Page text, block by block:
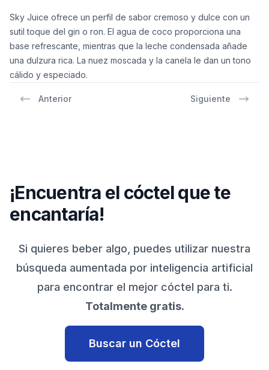
Sky Juice ofrece un perfil de sabor cremoso y dulce con un
sutil toque del gin o ron. El agua de coco proporciona una
base refrescante, mientras que la leche condensada añade
una dulzura rica. La nuez moscada y la canela le dan un tono
cálido y especiado.
Anterior Siguiente
¡Encuentra el cóctel que te
encantaría!
Si quieres beber algo, puedes utilizar nuestra
búsqueda aumentada por inteligencia artificial
para encontrar el mejor cóctel para ti.
Totalmente gratis.
Buscar un Cóctel